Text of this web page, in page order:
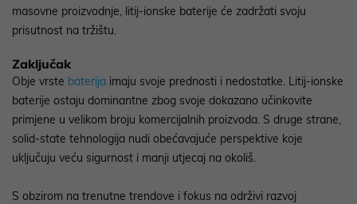
masovne proizvodnje, litij-ionske baterije će zadržati svoju
prisutnost na tržištu.
Zaključak
Obje vrste baterija imaju svoje prednosti i nedostatke. Litij-ionske
baterije ostaju dominantne zbog svoje dokazano učinkovite
primjene u velikom broju komercijalnih proizvoda. S druge strane,
solid-state tehnologija nudi obećavajuće perspektive koje
uključuju veću sigurnost i manji utjecaj na okoliš.
S obzirom na trenutne trendove i fokus na održivi razvoj